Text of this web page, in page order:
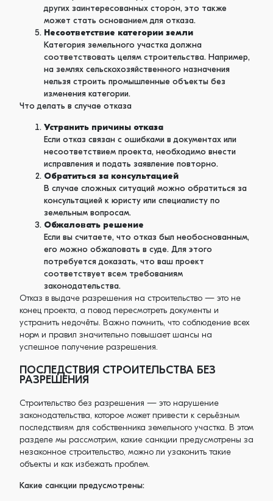
других заинтересованных сторон, это также
может стать основанием для отказа.
Несоответствие категории земли
Категория земельного участка должна
соответствовать целям строительства. Например,
на землях сельскохозяйственного назначения
нельзя строить промышленные объекты без
изменения категории.
Что делать в случае отказа
Устранить причины отказа
Если отказ связан с ошибками в документах или
несоответствием проекта, необходимо внести
исправления и подать заявление повторно.
Обратиться за консультацией
В случае сложных ситуаций можно обратиться за
консультацией к юристу или специалисту по
земельным вопросам.
Обжаловать решение
Если вы считаете, что отказ был необоснованным,
его можно обжаловать в суде. Для этого
потребуется доказать, что ваш проект
соответствует всем требованиям
законодательства.
Отказ в выдаче разрешения на строительство — это не
конец проекта, а повод пересмотреть документы и
устранить недочёты. Важно помнить, что соблюдение всех
норм и правил значительно повышает шансы на
успешное получение разрешения.
ПОСЛЕДСТВИЯ СТРОИТЕЛЬСТВА БЕЗ
РАЗРЕШЕНИЯ
Строительство без разрешения — это нарушение
законодательства, которое может привести к серьёзным
последствиям для собственника земельного участка. В этом
разделе мы рассмотрим, какие санкции предусмотрены за
незаконное строительство, можно ли узаконить такие
объекты и как избежать проблем.
Какие санкции предусмотрены: